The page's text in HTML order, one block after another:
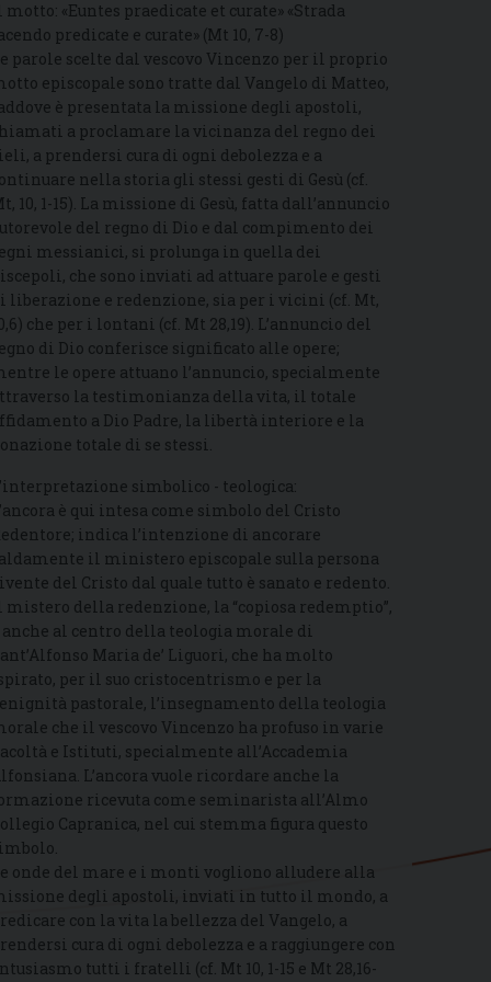
motto: «Euntes praedicate et curate» «Strada
predicate e curate» (Mt 10, 7-8)
parole scelte dal vescovo Vincenzo per il proprio
episcopale sono tratte dal Vangelo di Matteo,
è presentata la missione degli apostoli,
a proclamare la vicinanza del regno dei
a prendersi cura di ogni debolezza e a
nella storia gli stessi gesti di Gesù (cf.
10, 1-15). La missione di Gesù, fatta dall’annuncio
del regno di Dio e dal compimento dei
messianici, si prolunga in quella dei
che sono inviati ad attuare parole e gesti
liberazione e redenzione, sia per i vicini (cf. Mt,
che per i lontani (cf. Mt 28,19). L’annuncio del
di Dio conferisce significato alle opere;
le opere attuano l’annuncio, specialmente
la testimonianza della vita, il totale
a Dio Padre, la libertà interiore e la
totale di se stessi.
simbolico - teologica:
è qui intesa come simbolo del Cristo
indica l’intenzione di ancorare
il ministero episcopale sulla persona
del Cristo dal quale tutto è sanato e redento.
mistero della redenzione, la “copiosa redemptio”,
anche al centro della teologia morale di
Maria de’ Liguori, che ha molto
per il suo cristocentrismo e per la
pastorale, l’insegnamento della teologia
che il vescovo Vincenzo ha profuso in varie
e Istituti, specialmente all’Accademia
L’ancora vuole ricordare anche la
ricevuta come seminarista all’Almo
Capranica, nel cui stemma figura questo
onde del mare e i monti vogliono alludere alla
degli apostoli, inviati in tutto il mondo, a
con la vita la bellezza del Vangelo, a
cura di ogni debolezza e a raggiungere con
tutti i fratelli (cf. Mt 10, 1-15 e Mt 28,16-